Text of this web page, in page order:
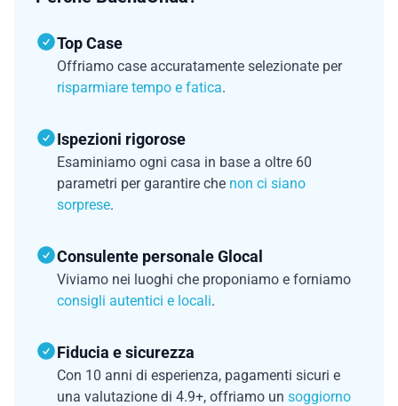
Top Case
Offriamo case accuratamente selezionate per
risparmiare tempo e fatica.
Ispezioni rigorose
Esaminiamo ogni casa in base a oltre 60
parametri per garantire che non ci siano
sorprese.
Consulente personale Glocal
Viviamo nei luoghi che proponiamo e forniamo
consigli autentici e locali.
Fiducia e sicurezza
Con 10 anni di esperienza, pagamenti sicuri e
una valutazione di 4.9+, offriamo un soggiorno